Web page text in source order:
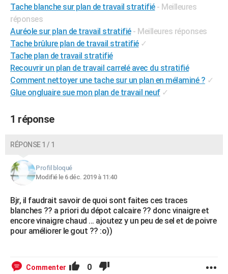
CARTE DE VOEUX
Carte de Noël
Carte Bonne année
Carte Saint-Valentin
Carte Pâques
Carte d'anniversaire
DICTIONNAIRE
Dictionnaire
Biographies
Citations
Expressions
Proverbes
PROGRAMME TV
COPAINS D'AVANT
S'inscrire
Se connecter
Lycées
Collèges
Primaires
Universités
Entreprises
Service militaire
Avis de recherche
AVIS DE DÉCÈS
FORUM
Tache blanche sur plan de travail stratifié - Meilleures
réponses
Auréole sur plan de travail stratifié - Meilleures réponses
Tache brûlure plan de travail stratifié ✓
Tache plan de travail stratifié
Recouvrir un plan de travail carrelé avec du stratifié
Comment nettoyer une tache sur un plan en mélaminé ? ✓
Glue ongluaire sue mon plan de travail neuf ✓
1 réponse
RÉPONSE 1 / 1
Profil bloqué
Modifié le 6 déc. 2019 à 11:40
Bjr, il faudrait savoir de quoi sont faites ces traces
blanches ?? a priori du dépot calcaire ?? donc vinaigre et
encore vinaigre chaud ... ajoutez y un peu de sel et de poivre
pour améliorer le gout ?? :o))
Commenter 0